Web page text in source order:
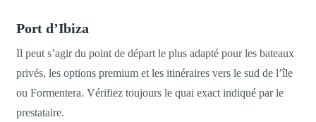
Port d’Ibiza
Il peut s’agir du point de départ le plus adapté pour les bateaux
privés, les options premium et les itinéraires vers le sud de l’île
ou Formentera. Vérifiez toujours le quai exact indiqué par le
prestataire.